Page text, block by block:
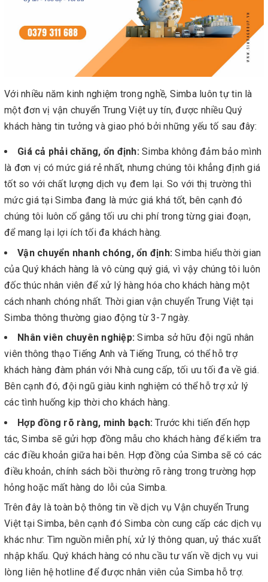
Với nhiều năm kinh nghiệm trong nghề, Simba luôn tự tin là
một đơn vị vận chuyển Trung Việt uy tín, được nhiều Quý
khách hàng tin tưởng và giao phó bởi những yếu tố sau đây:
Giá cả phải chăng, ổn định:Simba không đảm bảo mình
là đơn vị có mức giá rẻ nhất, nhưng chúng tôi khẳng định giá
tốt so với chất lượng dịch vụ đem lại. So với thị trường thì
mức giá tại Simba đang là mức giá khá tốt, bên cạnh đó
chúng tôi luôn cố gắng tối ưu chi phí trong từng giai đoạn,
để mang lại lợi ích tối đa khách hàng.
Vận chuyển nhanh chóng, ổn định: Simba hiểu thời gian
của Quý khách hàng là vô cùng quý giá, vì vậy chúng tôi luôn
đốc thúc nhân viên để xử lý hàng hóa cho khách hàng một
cách nhanh chóng nhất. Thời gian vận chuyển Trung Việt tại
Simba thông thường giao động từ 3-7 ngày.
Nhân viên chuyên nghiệp: Simba sở hữu đội ngũ nhân
viên thông thạo Tiếng Anh và Tiếng Trung, có thể hỗ trợ
khách hàng đàm phán với Nhà cung cấp, tối ưu tối đa về giá.
Bên cạnh đó, đội ngũ giàu kinh nghiệm có thể hỗ trợ xử lý
các tình huống kịp thời cho khách hàng.
Hợp đồng rõ ràng, minh bạch: Trước khi tiến đến hợp
tác, Simba sẽ gửi hợp đồng mẫu cho khách hàng để kiểm tra
các điều khoản giữa hai bên. Hợp đồng của Simba sẽ có các
điều khoản, chính sách bồi thường rõ ràng trong trường hợp
hỏng hoặc mất hàng do lỗi của Simba.
Trên đây là toàn bộ thông tin về dịch vụ Vận chuyển Trung
Việt tại Simba, bên cạnh đó Simba còn cung cấp các dịch vụ
khác như: Tìm nguồn miễn phí, xử lý thông quan, uỷ thác xuất
nhập khẩu. Quý khách hàng có nhu cầu tư vấn về dịch vụ vui
lòng liên hệ hotline để được nhân viên của Simba hỗ trợ.